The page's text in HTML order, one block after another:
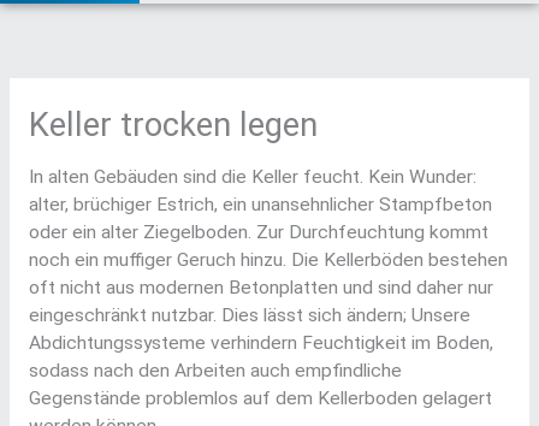
Keller trocken legen
In alten Gebäuden sind die Keller feucht. Kein Wunder:
alter, brüchiger Estrich, ein unansehnlicher Stampfbeton
oder ein alter Ziegelboden. Zur Durchfeuchtung kommt
noch ein muffiger Geruch hinzu. Die Kellerböden bestehen
oft nicht aus modernen Betonplatten und sind daher nur
eingeschränkt nutzbar. Dies lässt sich ändern; Unsere
Abdichtungssysteme verhindern Feuchtigkeit im Boden,
sodass nach den Arbeiten auch empfindliche
Gegenstände problemlos auf dem Kellerboden gelagert